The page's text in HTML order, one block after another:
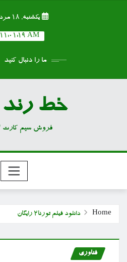
یکشنبه, ۱۸ مرداد ۱۴۰۵
11:01:20 AM
ما را دنبال کنید
خط رند 912
فروش سیم کارت 912 رند
Home دانلود فیلم تورنا۲ رایگان
فناوری